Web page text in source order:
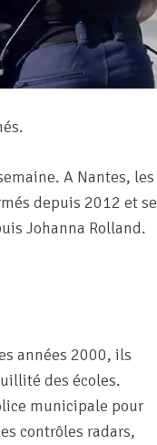
A Nantes, les
depuis 2012 et se
Johanna Rolland.
années 2000, ils
des écoles.
municipale pour
contrôles radars,